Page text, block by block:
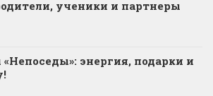
ученики и партнеры
энергия, подарки и